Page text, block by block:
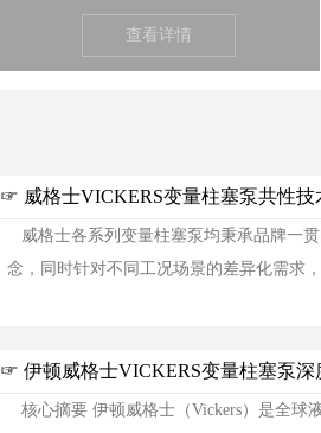
查看详情
☞ 威格士VICKERS变量柱塞泵共性技
威格士各系列变量柱塞泵均秉承品牌一
念，同时针对不同工况场景的差异化需求
☞ 伊顿威格士VICKERS变量柱塞泵深
核心摘要 伊顿威格士（Vickers）是全球